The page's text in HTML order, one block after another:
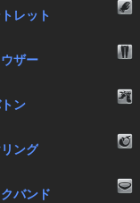
レット
ザー
ン
ング
バンド